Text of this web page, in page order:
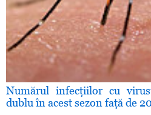
Numărul infecţiilor cu
dublu în acest sezon faţă de